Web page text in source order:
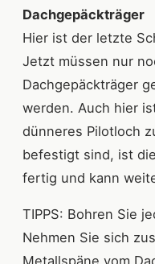
Dachgepäckträger
Hier ist der letzte
Jetzt müssen nur
Dachgepäckträger
werden. Auch hier
dünneres Pilotloch
befestigt sind, ist
fertig und kann
TIPPS: Bohren Sie
Nehmen Sie sich
Metallspäne vom